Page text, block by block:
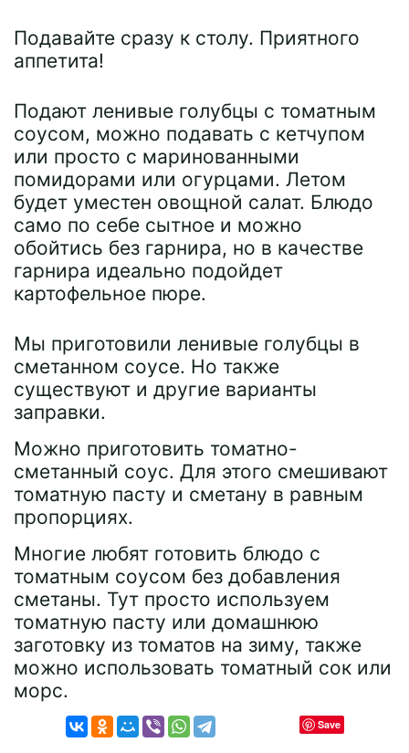
Подавайте сразу к столу. Приятного
аппетита!
Подают ленивые голубцы с томатным
соусом, можно подавать с кетчупом
или просто с маринованными
помидорами или огурцами. Летом
будет уместен овощной салат. Блюдо
само по себе сытное и можно
обойтись без гарнира, но в качестве
гарнира идеально подойдет
картофельное пюре.
Мы приготовили ленивые голубцы в
сметанном соусе. Но также
существуют и другие варианты
заправки.
Можно приготовить томатно-
сметанный соус. Для этого смешивают
томатную пасту и сметану в равным
пропорциях.
Многие любят готовить блюдо с
томатным соусом без добавления
сметаны. Тут просто используем
томатную пасту или домашнюю
заготовку из томатов на зиму, также
можно использовать томатный сок или
морс.
Save